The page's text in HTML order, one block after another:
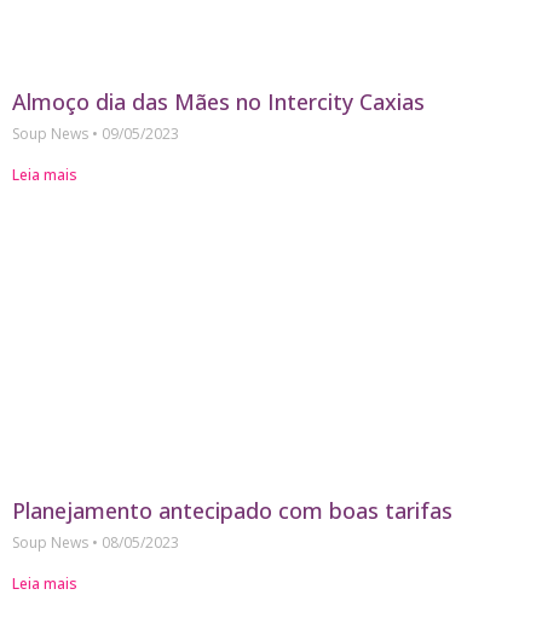
Almoço dia das Mães no Intercity Caxias
Soup News
09/05/2023
Leia mais
Planejamento antecipado com boas tarifas
Soup News
08/05/2023
Leia mais